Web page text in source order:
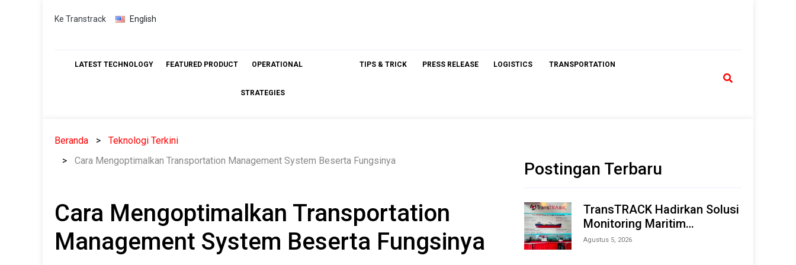
Skip
Ke Transtrack English
LATEST TECHNOLOGY FEATURED PRODUCT OPERATIONAL
STRATEGIES
TIPS & TRICK PRESS RELEASE LOGISTICS TRANSPORTATION
Beranda
Teknologi Terkini
Cara Mengoptimalkan Transportation Management System Beserta Fungsinya
Cara Mengoptimalkan Transportation
Management System Beserta Fungsinya
Postingan Terbaru
TransTRACK Hadirkan Solusi
Monitoring Maritim
Terintegrasi Berbasis AI &
Agustus 5, 2026